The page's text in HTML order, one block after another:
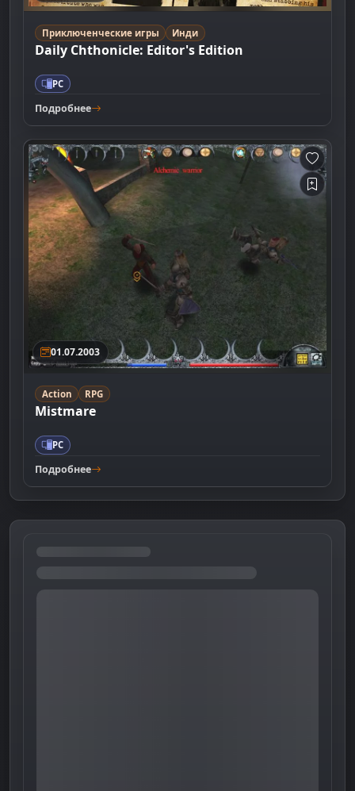
Приключенческие игры Инди
Daily Chthonicle: Editor's Edition
PC
Подробнее
01.07.2003
Action RPG
Mistmare
PC
Подробнее